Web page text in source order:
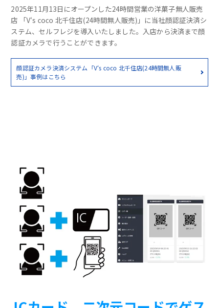
2025年11月13日にオープンした24時間営業の洋菓子無人販売
店 「V‘s coco 北千住店(24時間無人販売)」に当社顔認証決済シ
ステム、セルフレジを導入いたしました。入店から決済まで顔
認証カメラで行うことができます。
顔認証カメラ決済システム「V‘s coco 北千住店(24時間無人販
売)」事例はこちら